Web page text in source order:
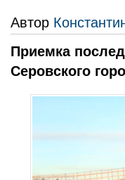
Автор
Приемка
Серовского